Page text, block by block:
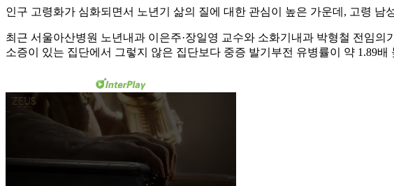
인구 고령화가 심화되면서 노년기 삶의 질에 대한 관심이 높은 가운데, 고령
최근 서울아산병원 노년내과 이은주·장일영 교수와 소화기내과 박형철 전임
소증이 있는 집단에서 그렇지 않은 집단보다 중증 발기부전 유병률이 약 1.89배